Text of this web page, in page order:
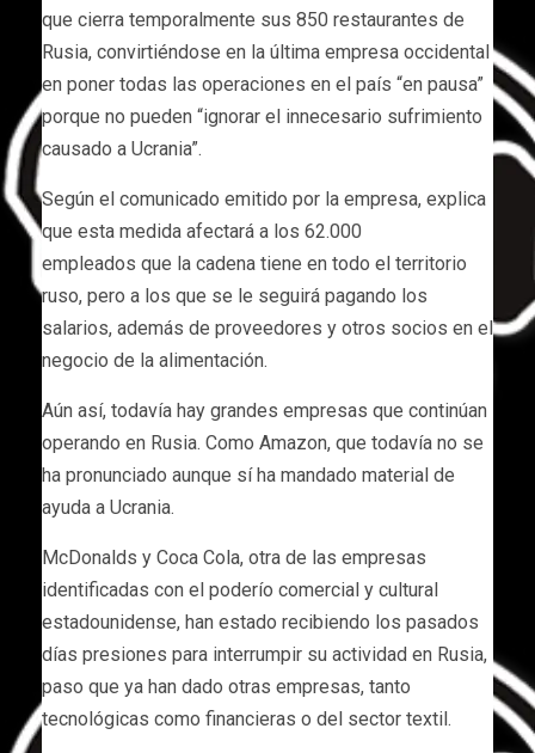
que cierra temporalmente sus 850 restaurantes de
Rusia, convirtiéndose en la última empresa occidental
en poner todas las operaciones en el país “en pausa”
porque no pueden “ignorar el innecesario sufrimiento
causado a Ucrania”.
Según el comunicado emitido por la empresa, explica
que esta medida afectará a los 62.000
empleados que la cadena tiene en todo el territorio
ruso, pero a los que se le seguirá pagando los
salarios, además de proveedores y otros socios en el
negocio de la alimentación.
Aún así, todavía hay grandes empresas que continúan
operando en Rusia. Como Amazon, que todavía no se
ha pronunciado aunque sí ha mandado material de
ayuda a Ucrania.
McDonalds y Coca Cola, otra de las empresas
identificadas con el poderío comercial y cultural
estadounidense, han estado recibiendo los pasados
días presiones para interrumpir su actividad en Rusia,
paso que ya han dado otras empresas, tanto
tecnológicas como financieras o del sector textil.